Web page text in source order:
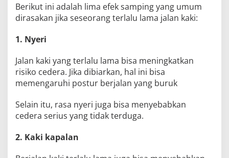
Berikut ini adalah lima efek samping yang umum
dirasakan jika seseorang terlalu lama jalan kaki:
1. Nyeri
Jalan kaki yang terlalu lama bisa meningkatkan
risiko cedera. Jika dibiarkan, hal ini bisa
memengaruhi postur berjalan yang buruk
Selain itu, rasa nyeri juga bisa menyebabkan
cedera serius yang tidak terduga.
2. Kaki kapalan